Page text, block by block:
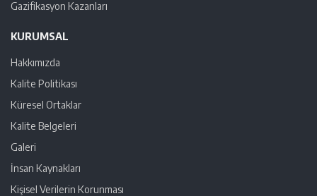
Gazifikasyon Kazanları
KURUMSAL
Hakkımızda
Kalite Politikası
Küresel Ortaklar
Kalite Belgeleri
Galeri
İnsan Kaynakları
Kişisel Verilerin Korunması